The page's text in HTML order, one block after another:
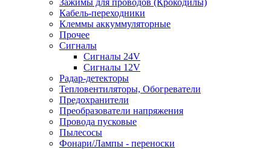
Зажимы для проводов (Крокодилы)
Кабель-переходники
Клеммы аккуммуляторные
Прочее
Сигналы
Сигналы 24V
Сигналы 12V
Радар-детекторы
Тепловентиляторы, Обогреватели
Предохранители
Преобразователи напряжения
Провода пусковые
Пылесосы
Фонари/Лампы - переноски